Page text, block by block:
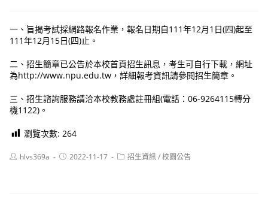
一、旨揭考試採網路報名作業，報名日期自111年12月1日(四)起至
111年12月15日(四)止。
二、招生簡章已公告於本校首頁招生訊息，考生可自行下載，網址
為http://www.npu.edu.tw，詳細報考資訊請參閱招生簡章。
三、招生諮詢服務請洽本校教務處註冊組(電話：06-9264115轉分
機1122)。
瀏覽次數: 264
Posthlvs369a
Post2022-11-17
Post招生資訊/校園公告